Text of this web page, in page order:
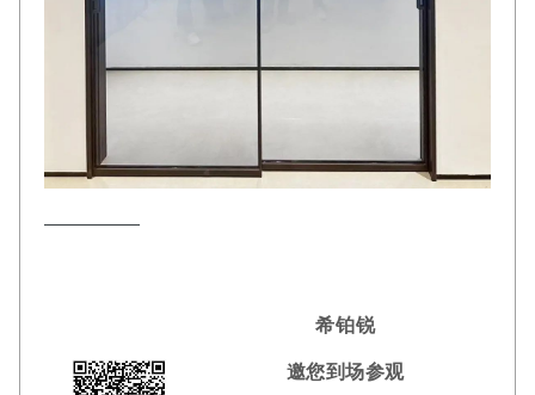
希铂锐
邀您到场参观